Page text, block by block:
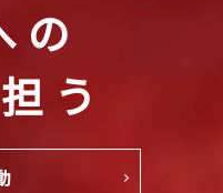
の
う